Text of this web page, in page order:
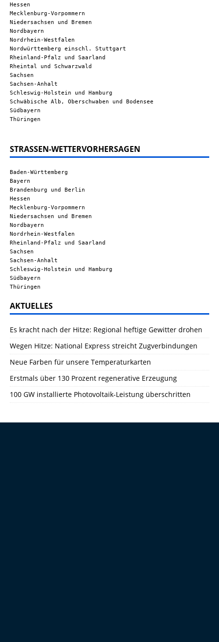
Hessen
Mecklenburg-Vorpommern
Niedersachsen und Bremen
Nordbayern
Nordrhein-Westfalen
Nordwürttemberg einschl. Stuttgart
Rheinland-Pfalz und Saarland
Rheintal und Schwarzwald
Sachsen
Sachsen-Anhalt
Schleswig-Holstein und Hamburg
Schwäbische Alb, Oberschwaben und Bodensee
Südbayern
Thüringen
STRASSEN-WETTERVORHERSAGEN
Baden-Württemberg
Bayern
Brandenburg und Berlin
Hessen
Mecklenburg-Vorpommern
Niedersachsen und Bremen
Nordbayern
Nordrhein-Westfalen
Rheinland-Pfalz und Saarland
Sachsen
Sachsen-Anhalt
Schleswig-Holstein und Hamburg
Südbayern
Thüringen
AKTUELLES
Es kracht nach der Hitze: Regional heftige Gewitter drohen
Wegen Hitze: National Express streicht Zugverbindungen
Neue Farben für unsere Temperaturkarten
Erstmals über 130 Prozent regenerative Erzeugung
100 GW installierte Photovoltaik-Leistung überschritten